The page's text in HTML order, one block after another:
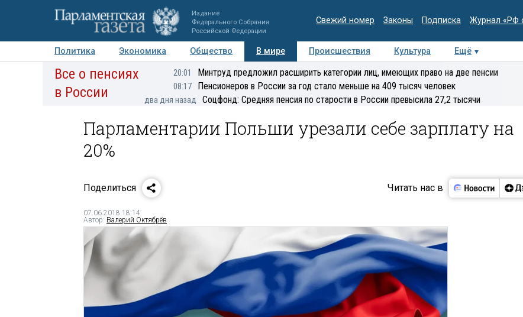
Издание
Федерального Собрания
Российской Федерации
Свежий номер Законы Подписка Журнал «РФ
Политика Экономика Общество В мире Происшествия Культура Ещё
Авторы Персоны Мнения Регионы Медиацентр Интервью Колумнисты
Все о пенсиях
в России
20:01 Минтруд предложил расширить категории лиц, имеющих право на две пенсии
08:17 Пенсионеров в России за год стало меньше на 409 тысяч человек
два дня назад Соцфонд: Средняя пенсия по старости в России превысила 27,2 тысячи
Парламентарии Польши урезали себе зарплату на
20%
Поделиться Читать нас в
07.06.2018 18:14
Автор: Валерий Октябрёв